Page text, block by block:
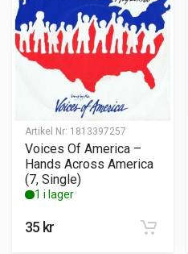
Artikel Nr: 1813397257
Voices Of America –
Hands Across America
(7, Single)
1 i lager
35 kr